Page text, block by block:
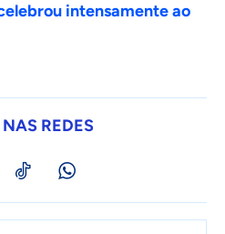
intensamente ao
REDES